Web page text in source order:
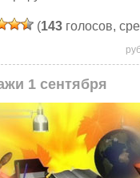
(143 голосов,
1 сентября